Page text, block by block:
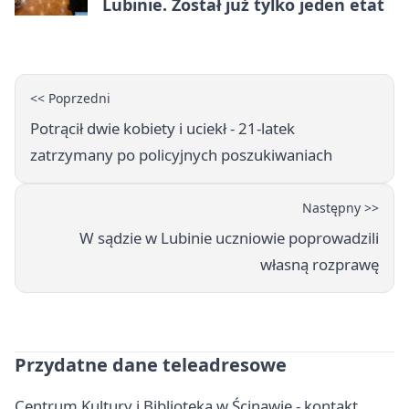
Lubinie. Został już tylko jeden etat
<< Poprzedni
Potrącił dwie kobiety i uciekł - 21-latek
zatrzymany po policyjnych poszukiwaniach
Następny >>
W sądzie w Lubinie uczniowie poprowadzili
własną rozprawę
Przydatne dane teleadresowe